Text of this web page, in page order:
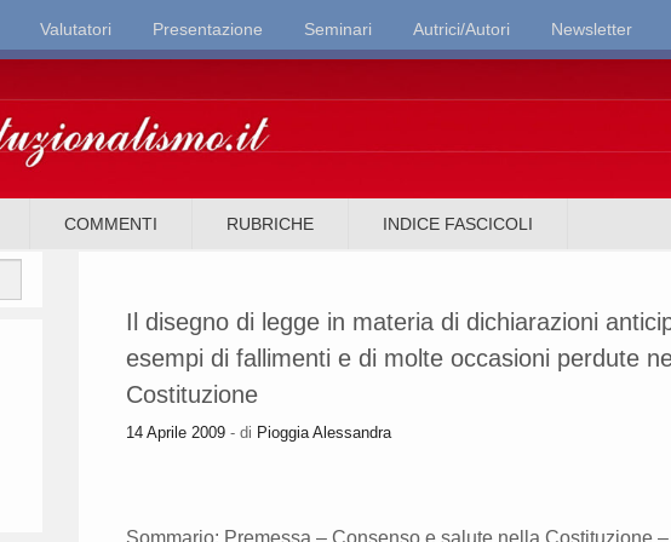
Valutatori Presentazione Seminari Autrici/Autori Newsletter
COMMENTI RUBRICHE INDICE FASCICOLI
Il disegno di legge in materia di dichiarazioni
esempi di fallimenti e di molte occasioni perdute
Costituzione
14 Aprile 2009 - di Pioggia Alessandra
Sommario: Premessa – Consenso e salute nella Costituzione